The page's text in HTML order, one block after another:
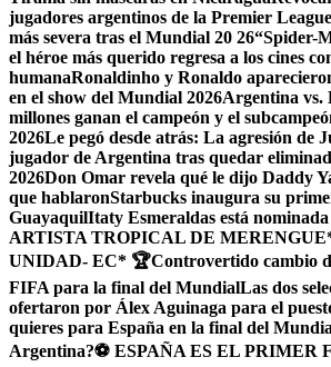
jugadores argentinos de la Premier
más severa tras el Mundial 20 26“Spider-
el héroe más querido regresa a los cines
humanaRonaldinho y Ronaldo
en el show del Mundial 2026Argentina vs.
millones ganan el campeón y el
2026Le pegó desde atrás: La agresión de
jugador de Argentina tras quedar
2026Don Omar revela qué le dijo Daddy
que hablaronStarbucks inaugura su
GuayaquilItaty Esmeraldas está
ARTISTA TROPICAL DE
UNIDAD- EC* 🏆Controvertido cambio
FIFA para la final del MundialLas dos
ofertaron por Álex Aguinaga para el
quieres para España en la final del
Argentina?⚽ ESPAÑA ES EL PRIMER